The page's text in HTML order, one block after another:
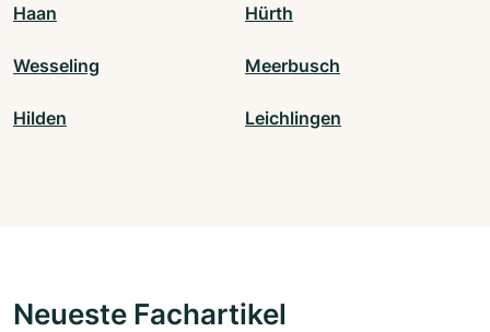
Haan Hürth
Wesseling Meerbusch
Hilden Leichlingen
Neueste Fachartikel